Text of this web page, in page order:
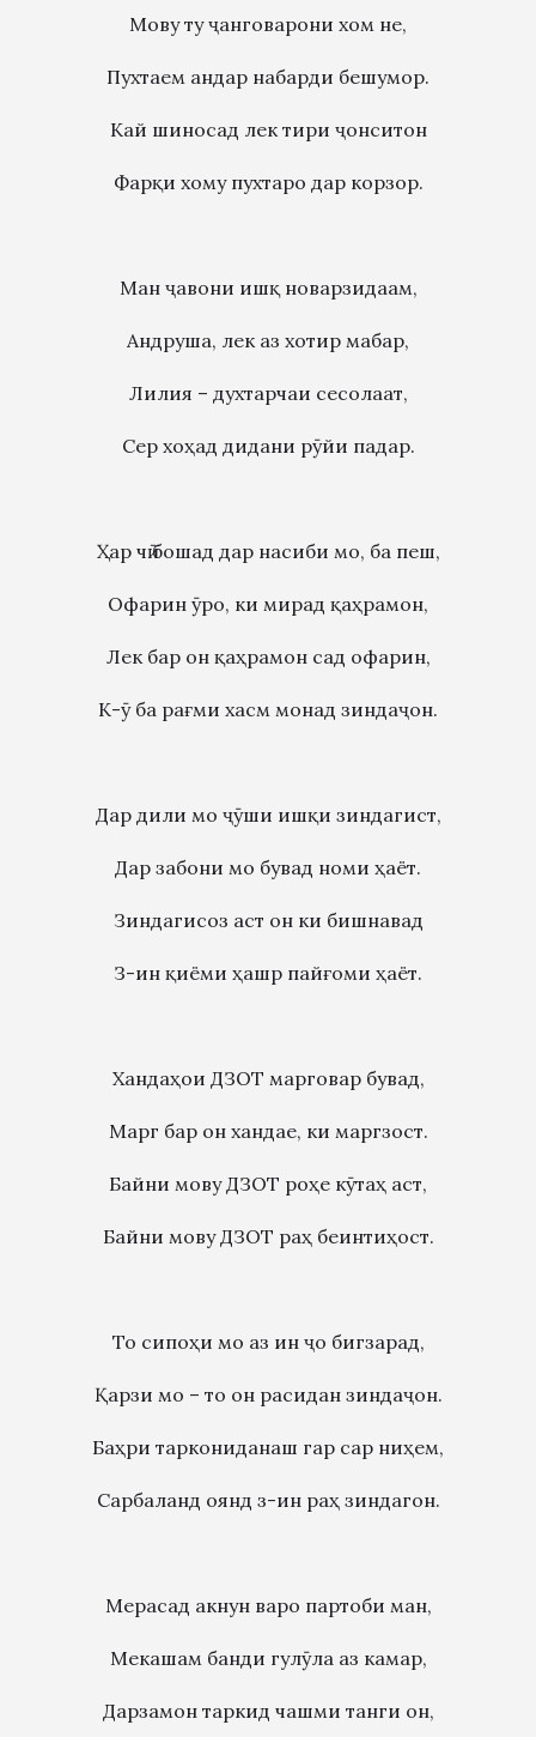
Мову ту ҷанговарони хом не,
Пухтаем андар набарди бешумор.
Кай шиносад лек тири ҷонситон
Фарқи хому пухтаро дар корзор.
Ман ҷавони ишқ новарзидаам,
Андруша, лек аз хотир мабар,
Лилия – духтарчаи сесолаат,
Сер хоҳад дидани рӯйи падар.
Ҳар чӣ бошад дар насиби мо, ба пеш,
Офарин ӯро, ки мирад қаҳрамон,
Лек бар он қаҳрамон сад офарин,
К-ӯ ба рағми хасм монад зиндаҷон.
Дар дили мо ҷӯши ишқи зиндагист,
Дар забони мо бувад номи ҳаёт.
Зиндагисоз аст он ки бишнавад
З-ин қиёми ҳашр пайғоми ҳаёт.
Хандаҳои ДЗОТ марговар бувад,
Марг бар он хандае, ки маргзост.
Байни мову ДЗОТ роҳе кӯтаҳ аст,
Байни мову ДЗОТ раҳ беинтиҳост.
То сипоҳи мо аз ин ҷо бигзарад,
Қарзи мо – то он расидан зиндаҷон.
Баҳри таркониданаш гар сар ниҳем,
Сарбаланд оянд з-ин раҳ зиндагон.
Мерасад акнун варо партоби ман,
Мекашам банди гулӯла аз камар,
Дарзамон таркид чашми танги он,